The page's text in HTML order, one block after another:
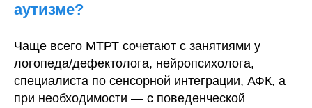
аутизме?
Чаще всего МТРТ сочетают с занятиями у
логопеда/дефектолога, нейропсихолога,
специалиста по сенсорной интеграции, АФК, а
при необходимости — с поведенческой